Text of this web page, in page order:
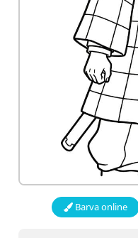
Barva online